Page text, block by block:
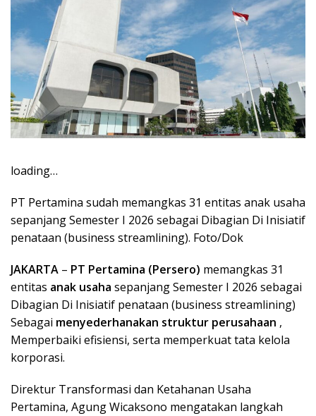
loading…
PT Pertamina sudah memangkas 31 entitas anak usaha
sepanjang Semester I 2026 sebagai Dibagian Di Inisiatif
penataan (business streamlining). Foto/Dok
JAKARTA – PT Pertamina (Persero) memangkas 31
entitas anak usaha sepanjang Semester I 2026 sebagai
Dibagian Di Inisiatif penataan (business streamlining)
Sebagai menyederhanakan struktur perusahaan ,
Memperbaiki efisiensi, serta memperkuat tata kelola
korporasi.
Direktur Transformasi dan Ketahanan Usaha
Pertamina, Agung Wicaksono mengatakan langkah